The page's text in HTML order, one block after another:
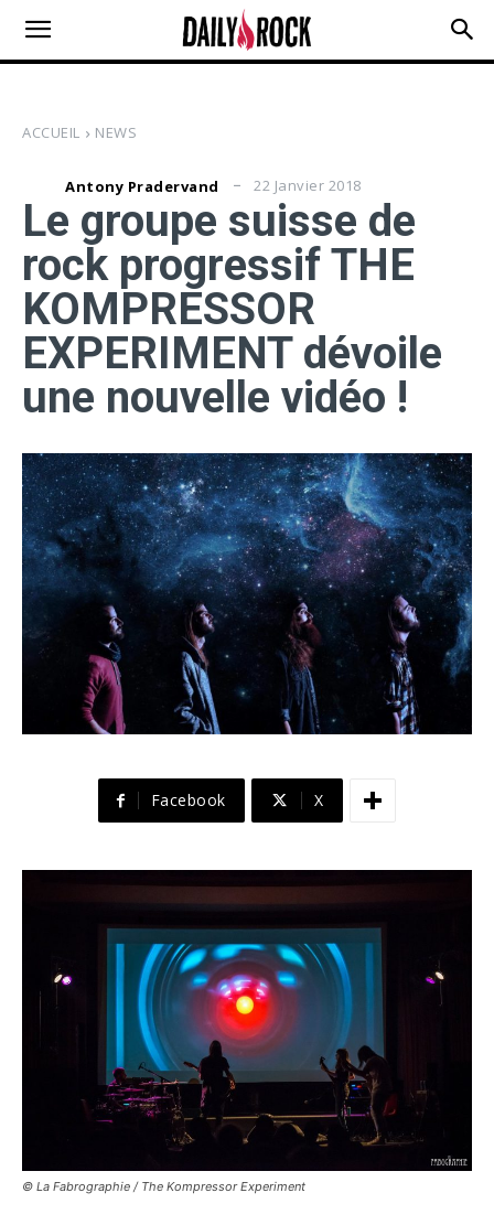
ACCUEIL NEWS
Antony Pradervand 22 Janvier 2018
Le groupe suisse de
rock progressif THE
KOMPRESSOR
EXPERIMENT dévoile
une nouvelle vidéo !
Facebook X
© La Fabrographie / The Kompressor Experiment